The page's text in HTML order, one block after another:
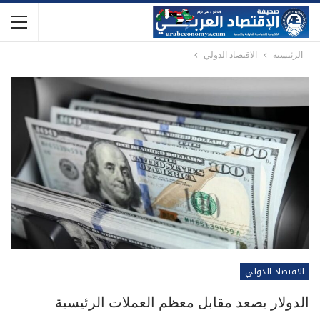
الرئيسية الاقتصاد الدولي
الاقتصاد الدولي
الدولار يصعد مقابل ‌معظم العملات الرئيسية